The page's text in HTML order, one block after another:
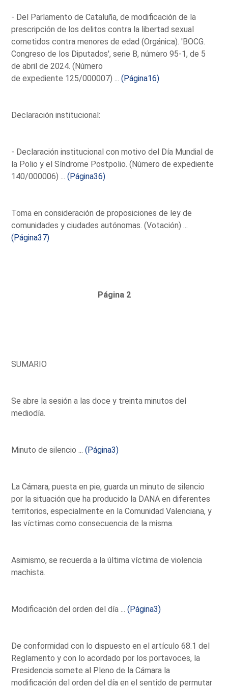
- Del Parlamento de Cataluña, de modificación de la
prescripción de los delitos contra la libertad sexual
cometidos contra menores de edad (Orgánica). 'BOCG.
Congreso de los Diputados', serie B, número 95-1, de 5
de abril de 2024. (Número
de expediente 125/000007) ...(Página16)
Declaración institucional:
- Declaración institucional con motivo del Día Mundial de
la Polio y el Síndrome Postpolio. (Número de expediente
140/000006) ...(Página36)
Toma en consideración de proposiciones de ley de
comunidades y ciudades autónomas. (Votación) ...
(Página37)
Página 2
SUMARIO
Se abre la sesión a las doce y treinta minutos del
mediodía.
Minuto de silencio ...(Página3)
La Cámara, puesta en pie, guarda un minuto de silencio
por la situación que ha producido la DANA en diferentes
territorios, especialmente en la Comunidad Valenciana, y
las víctimas como consecuencia de la misma.
Asimismo, se recuerda a la última víctima de violencia
machista.
Modificación del orden del día ...(Página3)
De conformidad con lo dispuesto en el artículo 68.1 del
Reglamento y con lo acordado por los portavoces, la
Presidencia somete al Pleno de la Cámara la
modificación del orden del día en el sentido de permutar